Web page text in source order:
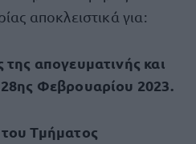
αποκλειστικά για:
απογευματινής και
Φεβρουαρίου 2023.
Τμήματος